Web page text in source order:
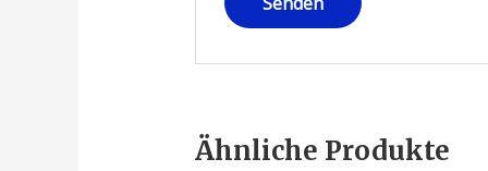
Ähnliche Produkte